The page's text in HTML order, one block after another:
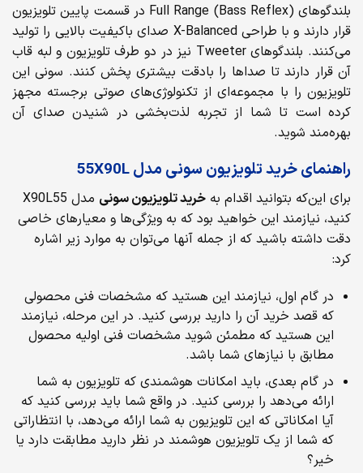
بلندگوهای Full Range (Bass Reflex) در قسمت پایین تلویزیون
قرار دارند و با طراحی X-Balanced صدای باکیفیت بالایی را تولید
می‌کنند. بلندگوهای Tweeter نیز در دو طرف تلویزیون و لبه قاب
آن قرار دارند تا صداها را بادقت بیشتری پخش کنند. سونی این
تلویزیون را با مجموعه‌ای از تکنولوژی‌های صوتی برجسته مجهز
کرده است تا شما از تجربه لذت‌بخشی در شنیدن صدای آن
بهره‌مند شوید.
راهنمای خرید تلویزیون سونی مدل 55X90L
برای این‌که بتوانید اقدام به خرید تلویزیون سونی
مدل X90L55
کنید، نیازمند این خواهید بود که به ویژگی‌ها و معیارهای خاصی
دقت داشته باشید که از جمله آنها می‌توان به موارد زیر اشاره
کرد:
در گام اول، نیازمند این هستید که مشخصات فنی محصولی
که قصد خرید آن را دارید بررسی کنید. در این مرحله، نیازمند
این هستید که مطمئن شوید مشخصات فنی اولیه محصول
مطابق با نیازهای شما باشد.
در گام بعدی، باید امکانات هوشمندی که تلویزیون به شما
ارائه می‌دهد را بررسی کنید. در واقع شما باید بررسی کنید که
آیا امکاناتی که این تلویزیون به شما ارائه می‌دهد، با انتظاراتی
که شما از یک تلویزیون هوشمند در نظر دارید مطابقت دارد یا
خیر؟